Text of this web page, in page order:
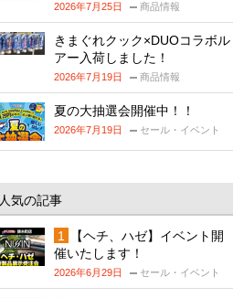
2026年7月25日 商品情報
きまぐれクック×DUOコラボル
アー入荷しました！
2026年7月19日 商品情報
夏の大抽選会開催中！！
2026年7月19日 セール・イベント
人気の記事
【ヘチ、ハゼ】イベント開
催いたします！
2026年6月29日 セール・イベント